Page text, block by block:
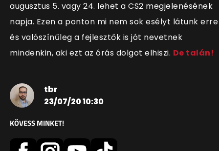
augusztus 5. vagy 24. lehet a CS2 megjelenésének
napja. Ezen a ponton mi nem sok esélyt látunk erre
és valószínűleg a fejlesztők is jót nevetnek
mindenkin, aki ezt az órás dolgot elhiszi. De talán!
tbr
23/07/20 10:30
KÖVESS MINKET!